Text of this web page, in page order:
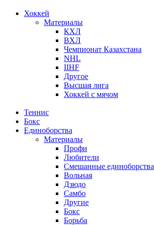
Хоккей
Материалы
КХЛ
ВХЛ
Чемпионат Казахстана
NHL
IIHF
Другое
Высшая лига
Хоккей с мячом
Теннис
Бокс
Единоборства
Материалы
Профи
Любители
Смешанные единоборства
Вольная
Дзюдо
Самбо
Другие
Бокс
Борьба